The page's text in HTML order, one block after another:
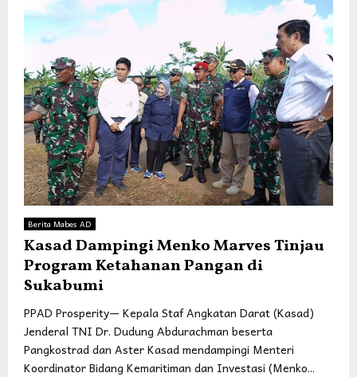
Berita Mabes AD
Kasad Dampingi Menko Marves Tinjau
Program Ketahanan Pangan di
Sukabumi
PPAD Prosperity— Kepala Staf Angkatan Darat (Kasad)
Jenderal TNI Dr. Dudung Abdurachman beserta
Pangkostrad dan Aster Kasad mendampingi Menteri
Koordinator Bidang Kemaritiman dan Investasi (Menko...